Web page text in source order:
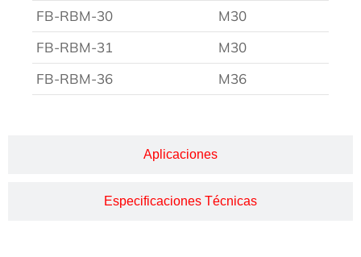
Aplicaciones
Especificaciones Técnicas
FB-RBM-30
M30
FB-RBM-31
M30
FB-RBM-36
M36